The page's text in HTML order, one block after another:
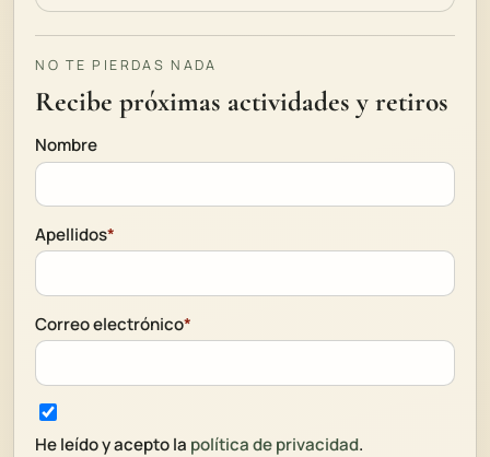
NO TE PIERDAS NADA
Recibe próximas actividades y retiros
Nombre
Apellidos*
Correo electrónico*
He leído y acepto la política de privacidad.